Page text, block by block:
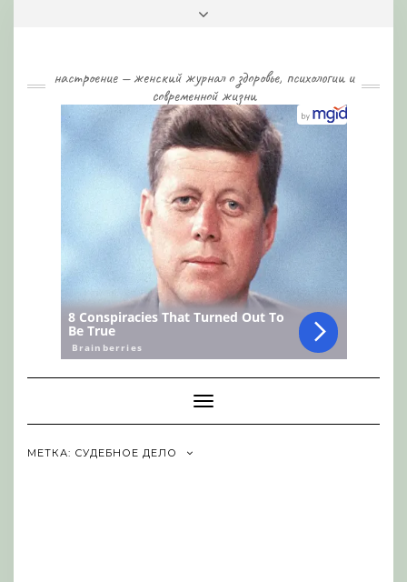
настроение — женский журнал о здоровье, психологии и
современной жизни
Toggle
Navigation
МЕТКА: СУДЕБНОЕ ДЕЛО